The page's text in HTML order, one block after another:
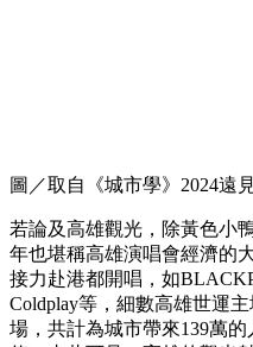
圖／取自《城市學》2024遠
若論及高雄觀光，除黃色小
年也堪稱高雄演唱會經濟的
接力赴港都開唱，如
Coldplay等，細數高雄世運
場，共計為城市帶來139萬